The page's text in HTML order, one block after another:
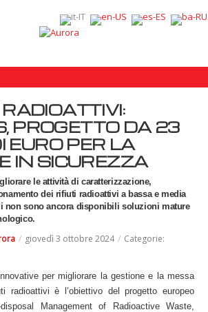
RADIOATTIVI:
PROGETTO DA 23
EURO PER LA
IN SICUREZZA
le attività di caratterizzazione,
dei rifiuti radioattivi a bassa e media
non sono ancora disponibili soluzioni mature
/ giovedì 3 ottobre 2024 / Categorie:
per migliorare la gestione e la messa
radioattivi è l’obiettivo del progetto europeo
Management of Radioactive Waste,